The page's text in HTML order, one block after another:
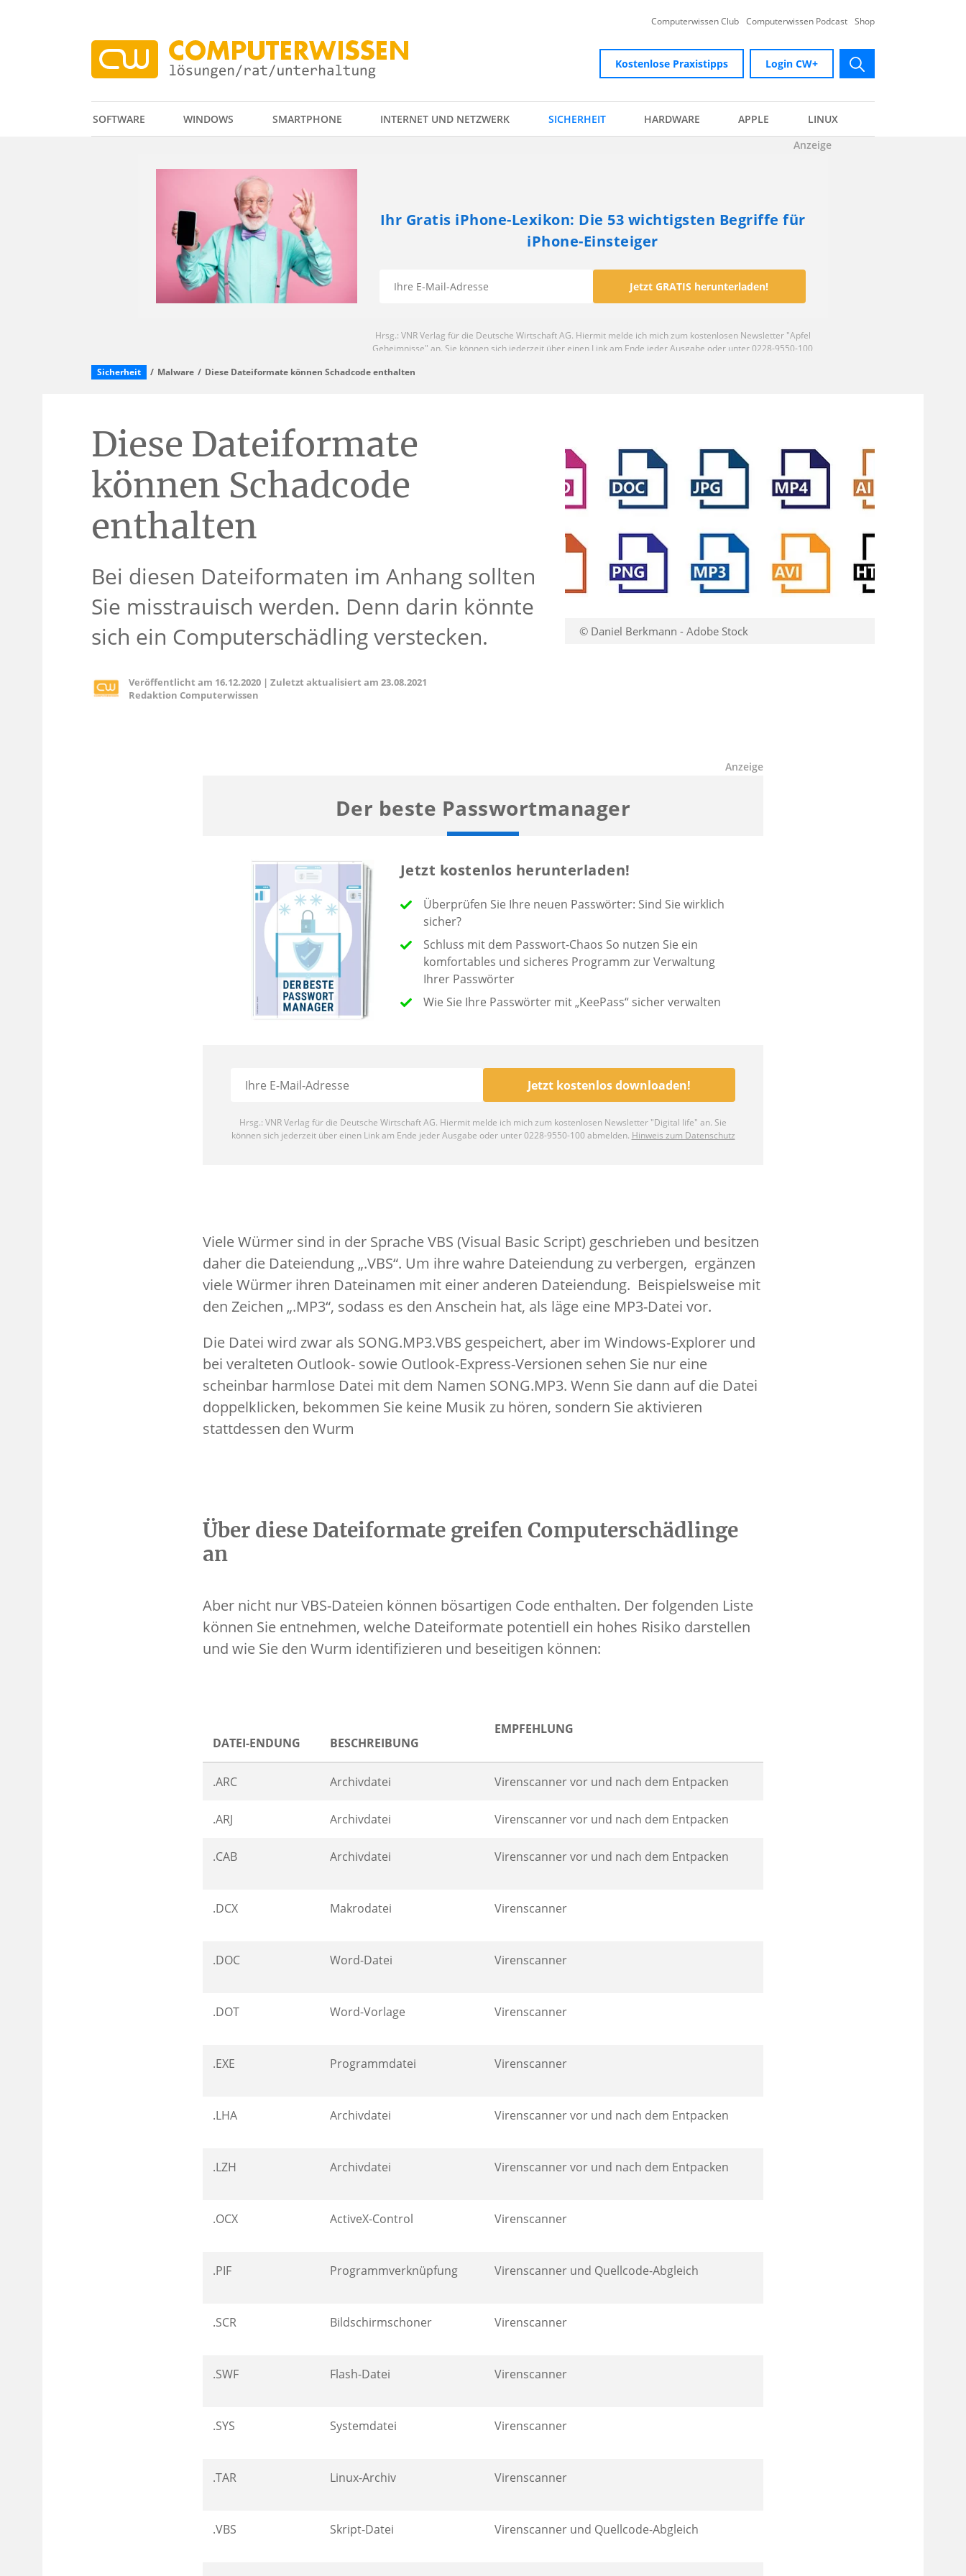
Computerwissen Club Computerwissen Podcast Shop
Kostenlose Praxistipps
Login CW+
submit
SOFTWARE WINDOWS SMARTPHONE INTERNET UND NETZWERK SICHERHEIT HARDWARE APPLE LINUX
Sicherheit Malware Diese Dateiformate können Schadcode enthalten
© Daniel Berkmann - Adobe Stock
Diese Dateiformate
können Schadcode
enthalten
Bei diesen Dateiformaten im Anhang sollten
Sie misstrauisch werden. Denn darin könnte
sich ein Computerschädling verstecken.
Veröffentlicht am 16.12.2020 | Zuletzt aktualisiert am 23.08.2021
Redaktion Computerwissen
Viele Würmer sind in der Sprache VBS (Visual Basic Script) geschrieben und besitzen
daher die Dateiendung „.VBS“. Um ihre wahre Dateiendung zu verbergen, ergänzen
viele Würmer ihren Dateinamen mit einer anderen Dateiendung. Beispielsweise mit
den Zeichen „.MP3“, sodass es den Anschein hat, als läge eine MP3-Datei vor.
Die Datei wird zwar als SONG.MP3.VBS gespeichert, aber im Windows-Explorer und
bei veralteten Outlook- sowie Outlook-Express-Versionen sehen Sie nur eine
scheinbar harmlose Datei mit dem Namen SONG.MP3. Wenn Sie dann auf die Datei
doppelklicken, bekommen Sie keine Musik zu hören, sondern Sie aktivieren
stattdessen den Wurm
Über diese Dateiformate greifen Computerschädlinge
an
Aber nicht nur VBS-Dateien können bösartigen Code enthalten. Der folgenden Liste
können Sie entnehmen, welche Dateiformate potentiell ein hohes Risiko darstellen
und wie Sie den Wurm identifizieren und beseitigen können:
DATEI-ENDUNG BESCHREIBUNG
EMPFEHLUNG
.ARC Archivdatei Virenscanner vor und nach dem Entpacken
.ARJ Archivdatei Virenscanner vor und nach dem Entpacken
.CAB Archivdatei Virenscanner vor und nach dem Entpacken
.DCX Makrodatei Virenscanner
.DOC Word-Datei Virenscanner
.DOT Word-Vorlage Virenscanner
.EXE Programmdatei Virenscanner
.LHA Archivdatei Virenscanner vor und nach dem Entpacken
.LZH Archivdatei Virenscanner vor und nach dem Entpacken
.OCX ActiveX-Control Virenscanner
.PIF Programmverknüpfung Virenscanner und Quellcode-Abgleich
.SCR Bildschirmschoner Virenscanner
.SWF Flash-Datei Virenscanner
.SYS Systemdatei Virenscanner
.TAR Linux-Archiv Virenscanner
.VBS Skript-Datei Virenscanner und Quellcode-Abgleich